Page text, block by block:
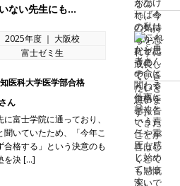
ない先生にも…
2025年度 ｜ 大阪校
富士ゼミ生
医科大学医学部合格
ん
に富士学院に通っており、
聞いていたため、「今年こ
合格する」という決意のも
を決 […]